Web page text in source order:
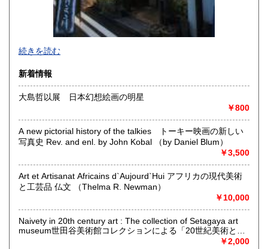
沿線名：-
最寄駅：-
営業時間：事務所(無店舗)、事務所併設のギャラリーのみ不
定期OPEN
定休日：古本屋として店舗営業はしていません。
https://www.kuragebunko.com/
にお問合せ下さい。
続きを読む
新着情報
大島哲以展 日本幻想絵画の明星
￥800
A new pictorial history of the talkies トーキー映画の新しい
写真史 Rev. and enl. by John Kobal （by Daniel Blum）
￥3,500
Art et Artisanat Africains d`Aujourd`Hui アフリカの現代美術
と工芸品 仏文 （Thelma R. Newman）
￥10,000
Naivety in 20th century art : The collection of Setagaya art
museum世田谷美術館コレクションによる「20世紀美術と素
￥2,000